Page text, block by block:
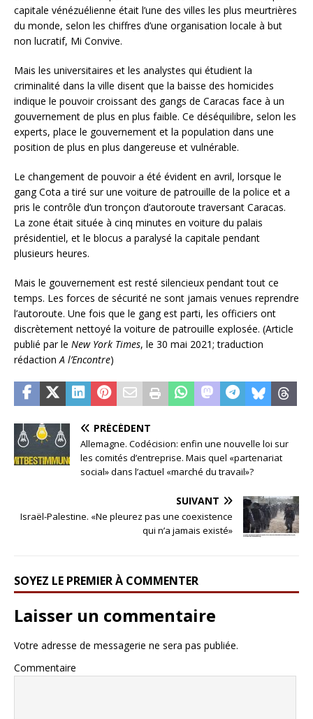
capitale vénézuélienne était l’une des villes les plus meurtrières
du monde, selon les chiffres d’une organisation locale à but
non lucratif, Mi Convive.
Mais les universitaires et les analystes qui étudient la
criminalité dans la ville disent que la baisse des homicides
indique le pouvoir croissant des gangs de Caracas face à un
gouvernement de plus en plus faible. Ce déséquilibre, selon les
experts, place le gouvernement et la population dans une
position de plus en plus dangereuse et vulnérable.
Le changement de pouvoir a été évident en avril, lorsque le
gang Cota a tiré sur une voiture de patrouille de la police et a
pris le contrôle d’un tronçon d’autoroute traversant Caracas.
La zone était située à cinq minutes en voiture du palais
présidentiel, et le blocus a paralysé la capitale pendant
plusieurs heures.
Mais le gouvernement est resté silencieux pendant tout ce
temps. Les forces de sécurité ne sont jamais venues reprendre
l’autoroute. Une fois que le gang est parti, les officiers ont
discrètement nettoyé la voiture de patrouille explosée. (Article
publié par le New York Times, le 30 mai 2021; traduction
rédactionA l’Encontre)
PRÉCÉDENT
Allemagne. Codécision: enfin une nouvelle loi sur
les comités d’entreprise. Mais quel «partenariat
social» dans l’actuel «marché du travail»?
SUIVANT
Israël-Palestine. «Ne pleurez pas une coexistence
qui n’a jamais existé»
SOYEZ LE PREMIER À COMMENTER
Laisser un commentaire
Votre adresse de messagerie ne sera pas publiée.
Commentaire